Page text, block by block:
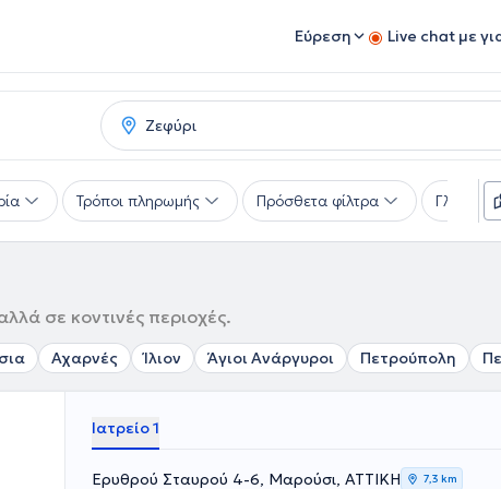
Εύρεση Live chat με
Τρόποι πληρωμής Πρόσθετα φίλτρα Γλώσσες
σε κοντινές περιοχές.
Αχαρνές Ίλιον Άγιοι Ανάργυροι Πετρούπολη
Ιατρείο 1
Ερυθρού Σταυρού 4-6, Μαρούσι, ΑΤΤΙΚΗ 7,3 km